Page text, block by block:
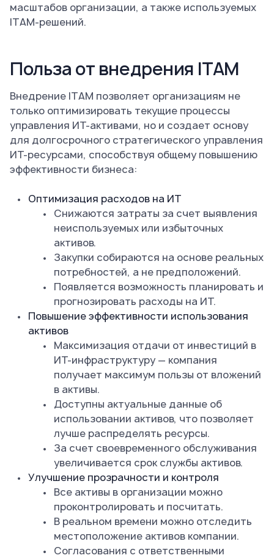
масштабов организации, а также используемых
ITAM-решений.
Польза от внедрения ITAM
Внедрение ITAM позволяет организациям не
только оптимизировать текущие процессы
управления ИТ-активами, но и создает основу
для долгосрочного стратегического управления
ИТ-ресурсами, способствуя общему повышению
эффективности бизнеса:
Оптимизация расходов на ИТ
Снижаются затраты за счет выявления
неиспользуемых или избыточных
активов.
Закупки собираются на основе реальных
потребностей, а не предположений.
Появляется возможность планировать и
прогнозировать расходы на ИТ.
Повышение эффективности использования
активов
Максимизация отдачи от инвестиций в
ИТ-инфраструктуру — компания
получает максимум пользы от вложений
в активы.
Доступны актуальные данные об
использовании активов, что позволяет
лучше распределять ресурсы.
За счет своевременного обслуживания
увеличивается срок службы активов.
Улучшение прозрачности и контроля
Все активы в организации можно
проконтролировать и посчитать.
В реальном времени можно отследить
местоположение активов компании.
Согласования с ответственными